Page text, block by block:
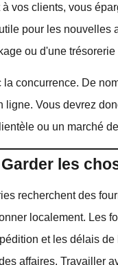
vos clients, vous
pour les
ou d'une trésorerie
la concurrence. De
ligne. Vous devrez
ou un marché
les
recherchent des
localement. Les
et les délais
affaires. Travailler